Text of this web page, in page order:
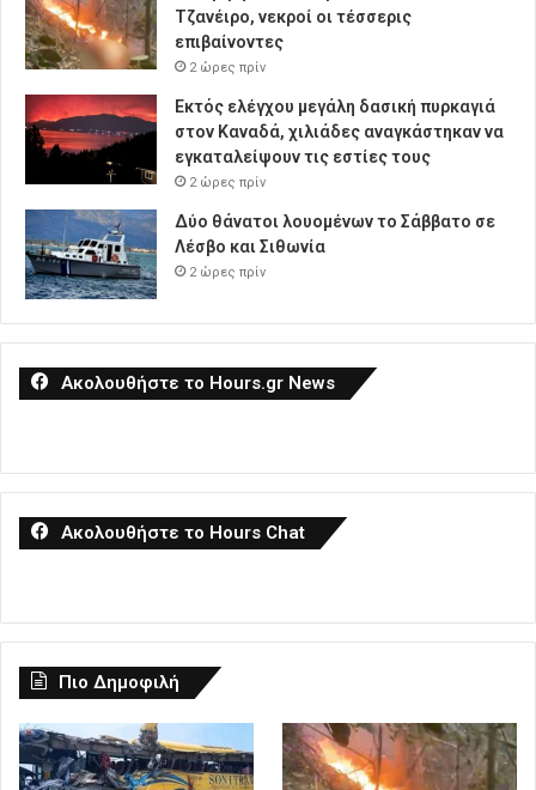
Τζανέιρο, νεκροί οι τέσσερις
επιβαίνοντες
2 ώρες πρίν
Εκτός ελέγχου μεγάλη δασική πυρκαγιά
στον Καναδά, χιλιάδες αναγκάστηκαν να
εγκαταλείψουν τις εστίες τους
2 ώρες πρίν
Δύο θάνατοι λουομένων το Σάββατο σε
Λέσβο και Σιθωνία
2 ώρες πρίν
Ακολουθήστε το Hours.gr News
Ακολουθήστε το Hours Chat
Πιο Δημοφιλή